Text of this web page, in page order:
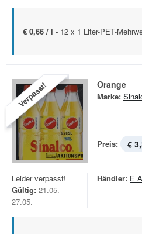
€ 0,66 / l - 12 x 1 Liter-PET-
Verpasst! Orange
Marke:
Preis: €
Leider verpasst!
Gültig: 21.05. -
27.05.
Händler: E